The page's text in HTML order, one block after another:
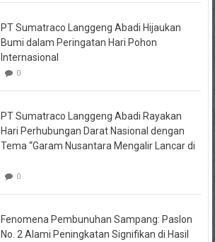
PT Sumatraco Langgeng Abadi Hijaukan
Bumi dalam Peringatan Hari Pohon
Internasional
0
PT Sumatraco Langgeng Abadi Rayakan
Hari Perhubungan Darat Nasional dengan
Tema “Garam Nusantara Mengalir Lancar di
0
Fenomena Pembunuhan Sampang: Paslon
No. 2 Alami Peningkatan Signifikan di Hasil